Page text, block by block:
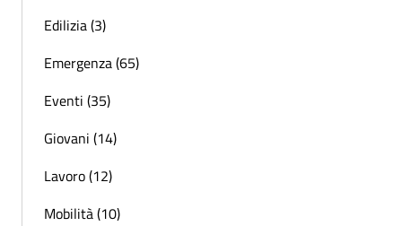
Edilizia (3)
Emergenza (65)
Eventi (35)
Giovani (14)
Lavoro (12)
Mobilità (10)